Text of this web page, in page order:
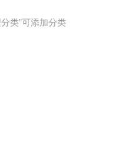
类”可添加分类